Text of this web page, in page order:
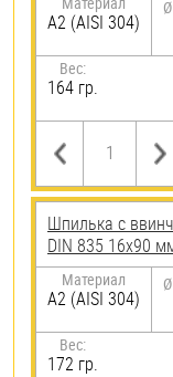
А2 (AISI 304)
Ø
Вес:
164 гр.
Шпилька c
DIN 835 16х90
Материал
А2 (AISI 304)
Ø
Вес:
172 гр.